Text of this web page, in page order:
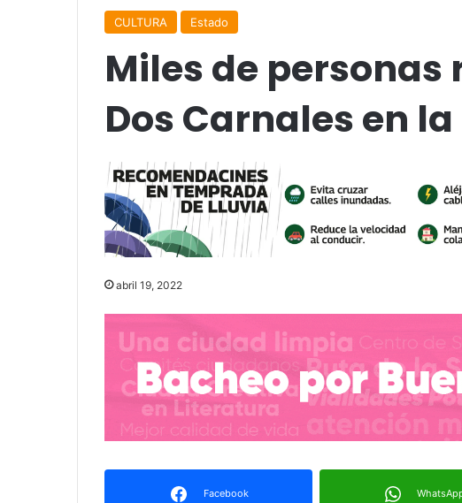
CULTURA Estado
Miles de personas
Dos Carnales en la
abril 19, 2022
Facebook